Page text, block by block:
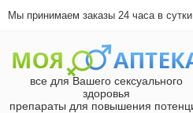
Мы принимаем заказы 24 часа в
все для Вашего сексуального
здоровья
препараты для повышения